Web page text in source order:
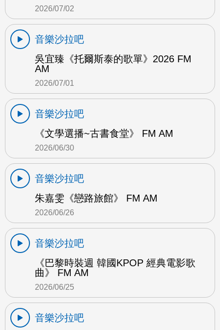
2026/07/02
音樂沙拉吧
吳宜臻《托爾斯泰的歌單》2026 FM
AM
2026/07/01
音樂沙拉吧
《文學選播~古書食堂》 FM AM
2026/06/30
音樂沙拉吧
朱嘉雯《戀路旅館》 FM AM
2026/06/26
音樂沙拉吧
《巴黎時裝週 韓國KPOP 經典電影歌
曲》 FM AM
2026/06/25
音樂沙拉吧